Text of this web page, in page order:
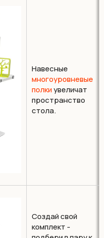
Навесные
многоуровневые
полкиувеличат
пространство
стола.
Создай свой
комплект -